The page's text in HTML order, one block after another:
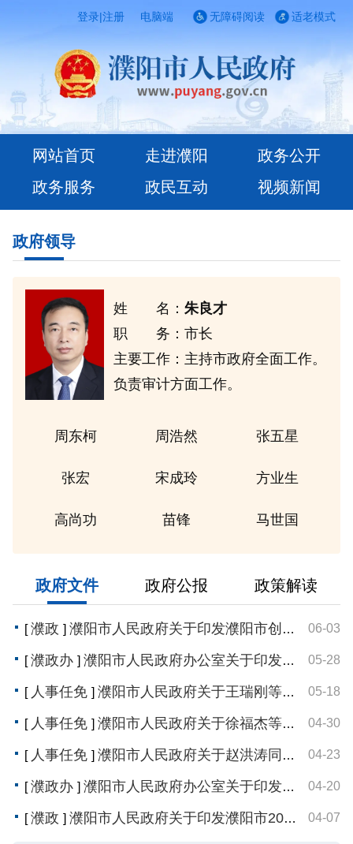
登录|注册 电脑端 适老模式
无障碍阅读
网站首页 走进濮阳
政务公开
政务服务
政民互动 视频新闻
政府领导
姓 名： 朱良才
职 务： 市长
主要工作： 主持市政府全面工作。
负责审计方面工作。
周东柯 周浩然 张五星
张宏 宋成玲 方业生
高尚功 苗锋 马世国
政府文件 政府公报 政策解读
[濮政 ] 06-03
濮阳市人民政府关于印发濮阳市创建河南省营商环境创新示范市实施方案的通知
[濮政办 ] 05-28
濮阳市人民政府办公室关于印发濮阳市黄河滩区迁建村居住困难老年人服务保障实施方案（试行）的通知
[ 人事任免 ] 05-18
濮阳市人民政府关于王瑞刚等2名同志职务免除的通知
[ 人事任免 ] 04-30
濮阳市人民政府关于徐福杰等39名同志职务任免的通知
[ 人事任免 ] 04-23
濮阳市人民政府关于赵洪涛同志免职的通知
[濮政办 ] 04-20
濮阳市人民政府办公室关于印发濮阳市推进黄河滩区农业适度规模经营实施方案（试行）和濮阳市推进黄河滩区设施农业提质增效实施方案（试行）的通知
[濮政 ] 04-07
濮阳市人民政府关于印发濮阳市2026年国民经济和社会发展计划的通知